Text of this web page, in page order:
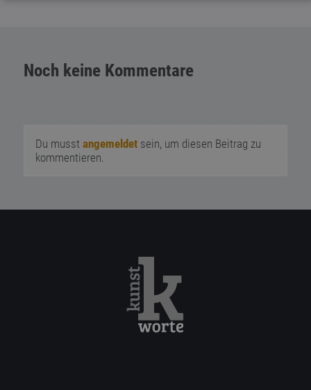
Noch keine Kommentare
Du musst angemeldetsein, um diesen Beitrag zu
kommentieren.